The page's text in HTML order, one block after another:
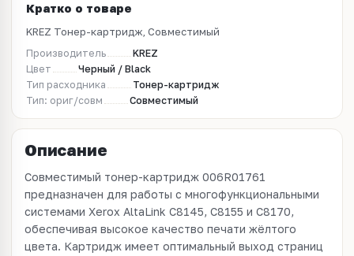
Кратко о товаре
KREZ Тонер-картридж, Совместимый
Производитель
KREZ
Цвет
Черный / Black
Тип расходника
Тонер-картридж
Тип: ориг/совм
Совместимый
Описание
Совместимый тонер-картридж 006R01761
предназначен для работы с многофункциональными
системами Xerox AltaLink C8145, C8155 и C8170,
обеспечивая высокое качество печати жёлтого
цвета. Картридж имеет оптимальный выход страниц